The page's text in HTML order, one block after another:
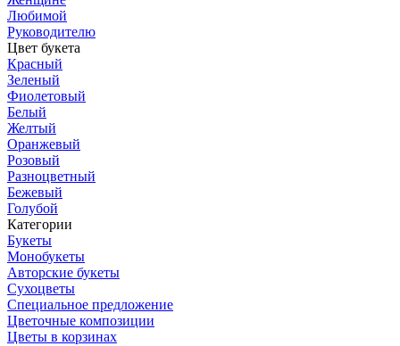
Любимой
Руководителю
Цвет букета
Красный
Зеленый
Фиолетовый
Белый
Желтый
Оранжевый
Розовый
Разноцветный
Бежевый
Голубой
Категории
Букеты
Монобукеты
Авторские букеты
Сухоцветы
Специальное предложение
Цветочные композиции
Цветы в корзинах